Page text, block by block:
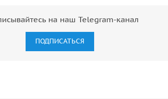
на наш Telegram-канал
ПОДПИСАТЬСЯ